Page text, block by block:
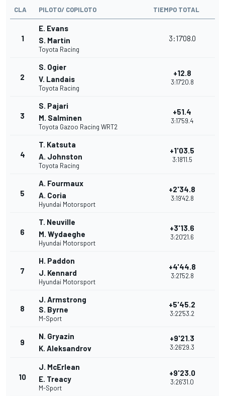
CLA PILOTO/ COPILOTO TIEMPO TOTAL
1
E. Evans
S. Martin
Toyota Racing
3:17'08.0
2
S. Ogier
V. Landais
Toyota Racing
+12.8
3:17'20.8
3
S. Pajari
M. Salminen
Toyota Gazoo Racing WRT2
+51.4
3:17'59.4
4
T. Katsuta
A. Johnston
Toyota Racing
+1'03.5
3:18'11.5
5
A. Fourmaux
A. Coria
Hyundai Motorsport
+2'34.8
3:19'42.8
6
T. Neuville
M. Wydaeghe
Hyundai Motorsport
+3'13.6
3:20'21.6
7
H. Paddon
J. Kennard
Hyundai Motorsport
+4'44.8
3:21'52.8
8
J. Armstrong
S. Byrne
M-Sport
+5'45.2
3:22'53.2
9
N. Gryazin
K. Aleksandrov
+9'21.3
3:26'29.3
10
J. McErlean
E. Treacy
M-Sport
+9'23.0
3:26'31.0